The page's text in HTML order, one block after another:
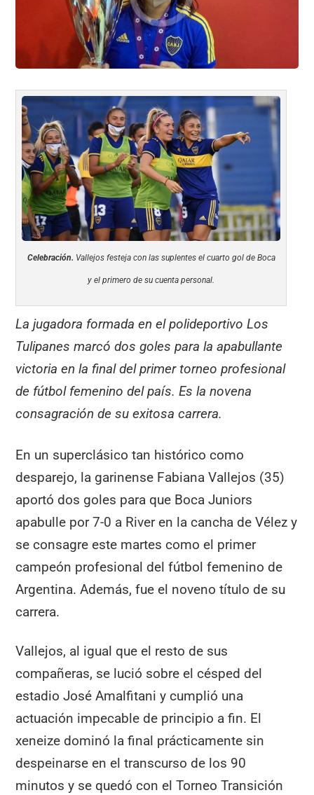
o
k
p
Celebración. Vallejos festeja con las suplentes el cuarto gol de Boca
y el primero de su cuenta personal.
La jugadora formada en el polideportivo Los
Tulipanes marcó dos goles para la apabullante
victoria en la final del primer torneo profesional
de fútbol femenino del país. Es la novena
consagración de su exitosa carrera.
En un superclásico tan histórico como
desparejo, la garinense Fabiana Vallejos (35)
aportó dos goles para que Boca Juniors
apabulle por 7-0 a River en la cancha de Vélez y
se consagre este martes como el primer
campeón profesional del fútbol femenino de
Argentina. Además, fue el noveno título de su
carrera.
Vallejos, al igual que el resto de sus
compañeras, se lució sobre el césped del
estadio José Amalfitani y cumplió una
actuación impecable de principio a fin. El
xeneize dominó la final prácticamente sin
despeinarse en el transcurso de los 90
minutos y se quedó con el Torneo Transición